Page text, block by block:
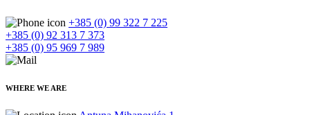
+385 (0) 99 322 7 225
+385 (0) 92 313 7 373
+385 (0) 95 969 7 989
WHERE WE ARE